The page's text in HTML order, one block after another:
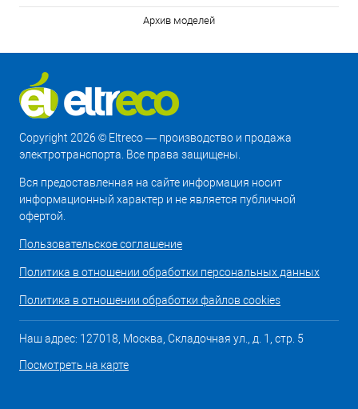
Архив моделей
Copyright 2026 © Eltreco — производство и продажа
электротранспорта. Все права защищены.
Вся предоставленная на сайте информация носит
информационный характер и не является публичной
офертой.
Пользовательское соглашение
Политика в отношении обработки персональных данных
Политика в отношении обработки файлов cookies
Наш адрес: 127018, Москва, Складочная ул., д. 1, стр. 5
Посмотреть на карте